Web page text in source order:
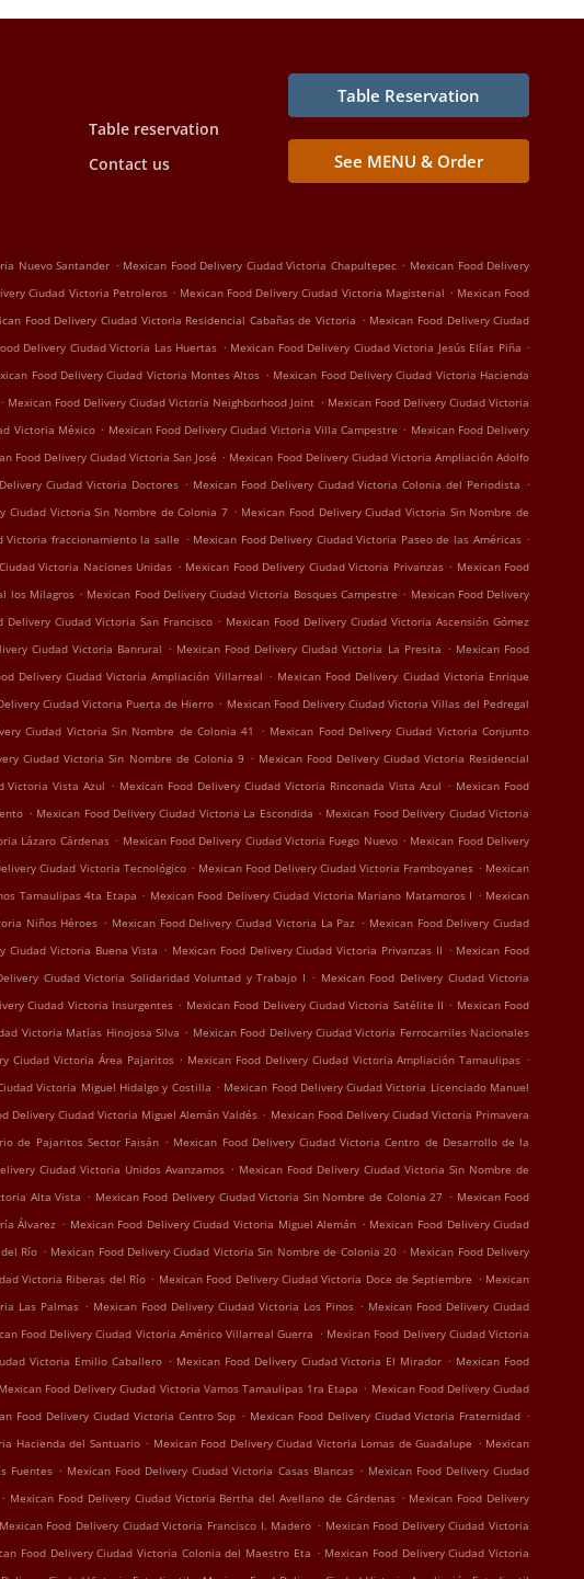
Table reservation
Contact us
Table Reservation
See MENU & Order
Nuevo Santander . Mexican Food Delivery Ciudad Victoria Chapultepec . Mexican Food Delivery
Ciudad Victoria Petroleros . Mexican Food Delivery Ciudad Victoria Magisterial . Mexican Food
Food Delivery Ciudad Victoria Residencial Cabañas de Victoria . Mexican Food Delivery Ciudad
Delivery Ciudad Victoria Las Huertas . Mexican Food Delivery Ciudad Victoria Jesús Elías Piña .
Food Delivery Ciudad Victoria Montes Altos . Mexican Food Delivery Ciudad Victoria Hacienda
. Mexican Food Delivery Ciudad Victoria Neighborhood Joint . Mexican Food Delivery Ciudad Victoria
Victoria México . Mexican Food Delivery Ciudad Victoria Villa Campestre . Mexican Food Delivery
Food Delivery Ciudad Victoria San José . Mexican Food Delivery Ciudad Victoria Ampliación Adolfo
Ciudad Victoria Doctores . Mexican Food Delivery Ciudad Victoria Colonia del Periodista .
Ciudad Victoria Sin Nombre de Colonia 7 . Mexican Food Delivery Ciudad Victoria Sin Nombre de
Victoria fraccionamiento la salle . Mexican Food Delivery Ciudad Victoria Paseo de las Américas .
Victoria Naciones Unidas . Mexican Food Delivery Ciudad Victoria Privanzas . Mexican Food
los Milagros . Mexican Food Delivery Ciudad Victoria Bosques Campestre . Mexican Food Delivery
Delivery Ciudad Victoria San Francisco . Mexican Food Delivery Ciudad Victoria Ascensión Gómez
Ciudad Victoria Banrural . Mexican Food Delivery Ciudad Victoria La Presita . Mexican Food
Delivery Ciudad Victoria Ampliación Villarreal . Mexican Food Delivery Ciudad Victoria Enrique
Ciudad Victoria Puerta de Hierro . Mexican Food Delivery Ciudad Victoria Villas del Pedregal
Ciudad Victoria Sin Nombre de Colonia 41 . Mexican Food Delivery Ciudad Victoria Conjunto
Ciudad Victoria Sin Nombre de Colonia 9 . Mexican Food Delivery Ciudad Victoria Residencial
Victoria Vista Azul . Mexican Food Delivery Ciudad Victoria Rinconada Vista Azul . Mexican Food
. Mexican Food Delivery Ciudad Victoria La Escondida . Mexican Food Delivery Ciudad Victoria
Lázaro Cárdenas . Mexican Food Delivery Ciudad Victoria Fuego Nuevo . Mexican Food Delivery
Ciudad Victoria Tecnológico . Mexican Food Delivery Ciudad Victoria Framboyanes . Mexican
Tamaulipas 4ta Etapa . Mexican Food Delivery Ciudad Victoria Mariano Matamoros I . Mexican
Niños Héroes . Mexican Food Delivery Ciudad Victoria La Paz . Mexican Food Delivery Ciudad
Ciudad Victoria Buena Vista . Mexican Food Delivery Ciudad Victoria Privanzas II . Mexican Food
Ciudad Victoria Solidaridad Voluntad y Trabajo I . Mexican Food Delivery Ciudad Victoria
Ciudad Victoria Insurgentes . Mexican Food Delivery Ciudad Victoria Satélite II . Mexican Food
Victoria Matías Hinojosa Silva . Mexican Food Delivery Ciudad Victoria Ferrocarriles Nacionales
Ciudad Victoria Área Pajaritos . Mexican Food Delivery Ciudad Victoria Ampliación Tamaulipas .
Victoria Miguel Hidalgo y Costilla . Mexican Food Delivery Ciudad Victoria Licenciado Manuel
Delivery Ciudad Victoria Miguel Alemán Valdés . Mexican Food Delivery Ciudad Victoria Primavera
de Pajaritos Sector Faisán . Mexican Food Delivery Ciudad Victoria Centro de Desarrollo de la
Ciudad Victoria Unidos Avanzamos . Mexican Food Delivery Ciudad Victoria Sin Nombre de
Alta Vista . Mexican Food Delivery Ciudad Victoria Sin Nombre de Colonia 27 . Mexican Food
Álvarez . Mexican Food Delivery Ciudad Victoria Miguel Alemán . Mexican Food Delivery Ciudad
Río . Mexican Food Delivery Ciudad Victoria Sin Nombre de Colonia 20 . Mexican Food Delivery
Victoria Riberas del Río . Mexican Food Delivery Ciudad Victoria Doce de Septiembre . Mexican
Las Palmas . Mexican Food Delivery Ciudad Victoria Los Pinos . Mexican Food Delivery Ciudad
Food Delivery Ciudad Victoria Américo Villarreal Guerra . Mexican Food Delivery Ciudad Victoria
Victoria Emilio Caballero . Mexican Food Delivery Ciudad Victoria El Mirador . Mexican Food
Mexican Food Delivery Ciudad Victoria Vamos Tamaulipas 1ra Etapa . Mexican Food Delivery Ciudad
Food Delivery Ciudad Victoria Centro Sop . Mexican Food Delivery Ciudad Victoria Fraternidad .
Hacienda del Santuario . Mexican Food Delivery Ciudad Victoria Lomas de Guadalupe . Mexican
Fuentes . Mexican Food Delivery Ciudad Victoria Casas Blancas . Mexican Food Delivery Ciudad
. Mexican Food Delivery Ciudad Victoria Bertha del Avellano de Cárdenas . Mexican Food Delivery
Mexican Food Delivery Ciudad Victoria Francisco I. Madero . Mexican Food Delivery Ciudad Victoria
Food Delivery Ciudad Victoria Colonia del Maestro Eta . Mexican Food Delivery Ciudad Victoria